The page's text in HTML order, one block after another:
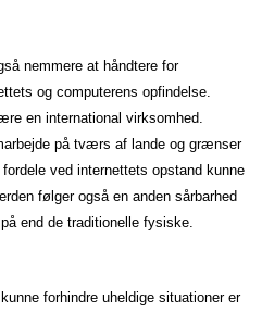
nemmere at håndtere for
og computerens opfindelse.
en international virksomhed.
på tværs af lande og grænser
ved internettets opstand kunne
følger også en anden sårbarhed
end de traditionelle fysiske.
forhindre uheldige situationer er